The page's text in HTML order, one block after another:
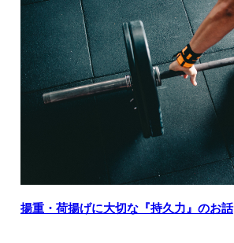
揚重・荷揚げに大切な『持久力』のお話